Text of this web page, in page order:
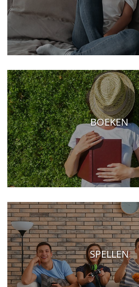
BOEKEN
SPELLEN